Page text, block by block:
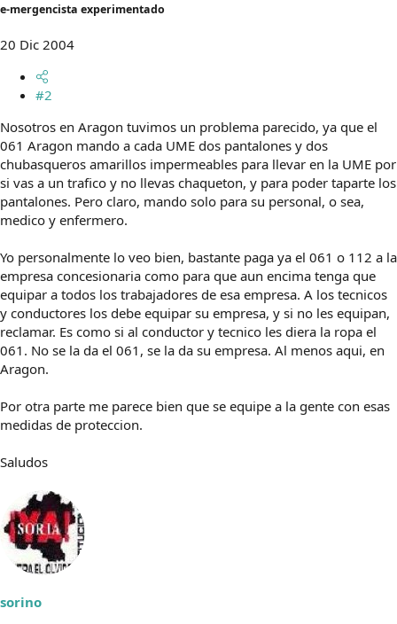
e-mergencista experimentado
20 Dic 2004
#2
Nosotros en Aragon tuvimos un problema parecido, ya que el
061 Aragon mando a cada UME dos pantalones y dos
chubasqueros amarillos impermeables para llevar en la UME por
si vas a un trafico y no llevas chaqueton, y para poder taparte los
pantalones. Pero claro, mando solo para su personal, o sea,
medico y enfermero.
Yo personalmente lo veo bien, bastante paga ya el 061 o 112 a la
empresa concesionaria como para que aun encima tenga que
equipar a todos los trabajadores de esa empresa. A los tecnicos
y conductores los debe equipar su empresa, y si no les equipan,
reclamar. Es como si al conductor y tecnico les diera la ropa el
061. No se la da el 061, se la da su empresa. Al menos aqui, en
Aragon.
Por otra parte me parece bien que se equipe a la gente con esas
medidas de proteccion.
Saludos
sorino